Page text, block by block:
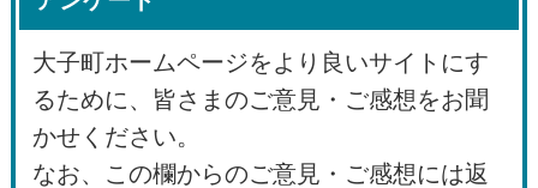
大子町ホームページをより良いサイトにす
るために、皆さまのご意見・ご感想をお聞
かせください。
なお、この欄からのご意見・ご感想には返